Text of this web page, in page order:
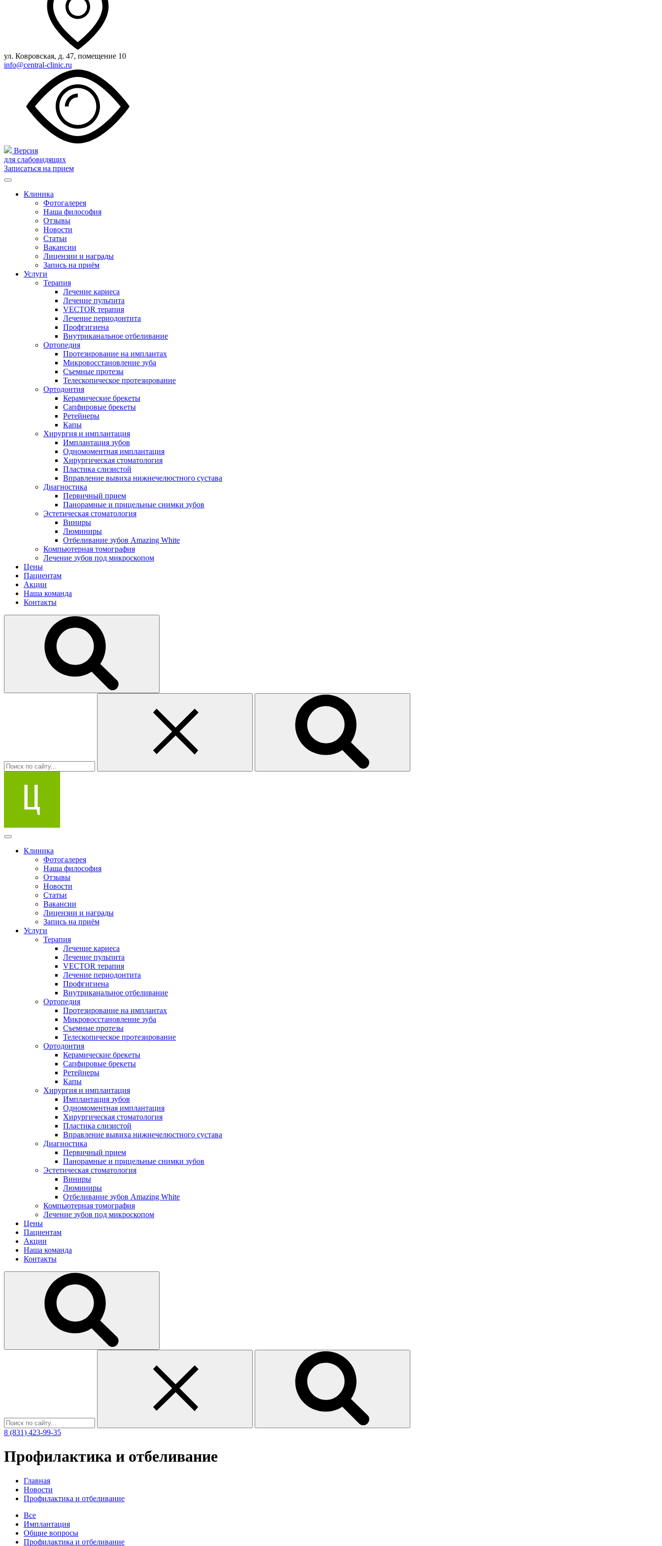
ул. Ковровская, д. 47, помещение 10
info@central-clinic.ru
Версия
для слабовидящих
Записаться на прием
Клиника
Фотогалерея
Наша философия
Отзывы
Новости
Статьи
Вакансии
Лицензии и награды
Запись на приём
Услуги
Терапия
Лечение кариеса
Лечение пульпита
VECTOR терапия
Лечение периодонтита
Профгигиена
Внутриканальное отбеливание
Ортопедия
Протезирование на имплантах
Микровосстановление зуба
Съемные протезы
Телескопическое протезирование
Ортодонтия
Керамические брекеты
Сапфировые брекеты
Ретейнеры
Капы
Хирургия и имплантация
Имплантация зубов
Одномоментная имплантация
Хирургическая стоматология
Пластика слизистой
Вправление вывиха нижнечелюстного сустава
Диагностика
Первичный прием
Панорамные и прицельные снимки зубов
Эстетическая стоматология
Виниры
Люминиры
Отбеливание зубов Amazing White
Компьютерная томография
Лечение зубов под микроскопом
Цены
Пациентам
Акции
Наша команда
Контакты
Клиника
Фотогалерея
Наша философия
Отзывы
Новости
Статьи
Вакансии
Лицензии и награды
Запись на приём
Услуги
Терапия
Лечение кариеса
Лечение пульпита
VECTOR терапия
Лечение периодонтита
Профгигиена
Внутриканальное отбеливание
Ортопедия
Протезирование на имплантах
Микровосстановление зуба
Съемные протезы
Телескопическое протезирование
Ортодонтия
Керамические брекеты
Сапфировые брекеты
Ретейнеры
Капы
Хирургия и имплантация
Имплантация зубов
Одномоментная имплантация
Хирургическая стоматология
Пластика слизистой
Вправление вывиха нижнечелюстного сустава
Диагностика
Первичный прием
Панорамные и прицельные снимки зубов
Эстетическая стоматология
Виниры
Люминиры
Отбеливание зубов Amazing White
Компьютерная томография
Лечение зубов под микроскопом
Цены
Пациентам
Акции
Наша команда
Контакты
8 (831) 423-99-35
Профилактика и отбеливание
Главная
Новости
Профилактика и отбеливание
Все
Имплантация
Общие вопросы
Профилактика и отбеливание